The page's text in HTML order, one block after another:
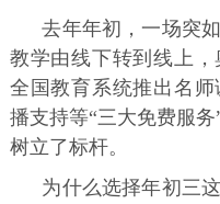
去年年初，一场突
教学由线下转到线上
全国教育系统推出名
播支持等“三大免费服
树立了标杆。
为什么选择年初三